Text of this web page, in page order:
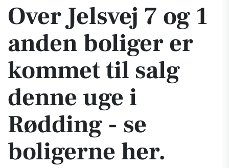
Over Jelsvej 7 og 1
anden boliger er
kommet til salg
denne uge i
Rødding - se
boligerne her.